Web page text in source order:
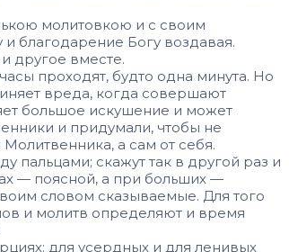
молитовкою и с своим
благодарение Богу воздавая.
другое вместе.
проходят, будто одна минута. Но
вреда, когда совершают
большое искушение и может
и придумали, чтобы не
а сам от себя.
пальцами; скажут так в другой раз и
— поясной, а при больших —
словом сказываемые. Для того
и молитв определяют и время
для усердных и для ленивых